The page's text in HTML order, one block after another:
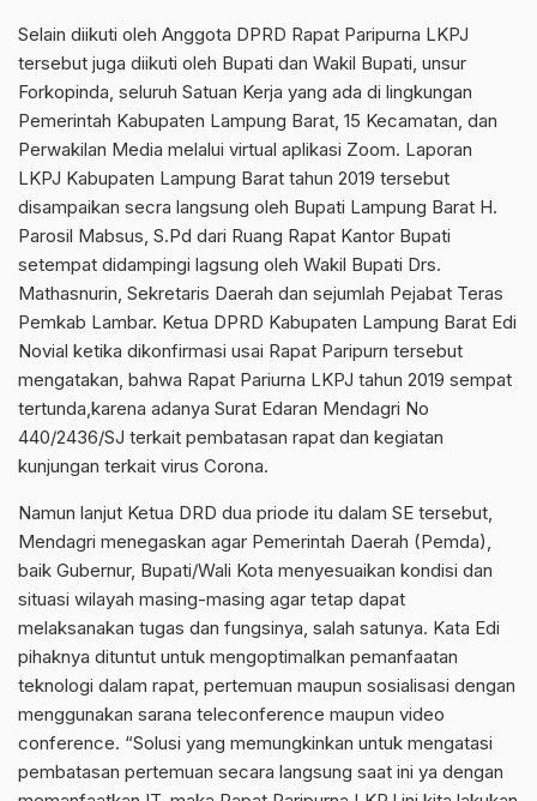
Selain diikuti oleh Anggota DPRD Rapat Paripurna LKPJ
tersebut juga diikuti oleh Bupati dan Wakil Bupati, unsur
Forkopinda, seluruh Satuan Kerja yang ada di lingkungan
Pemerintah Kabupaten Lampung Barat, 15 Kecamatan, dan
Perwakilan Media melalui virtual aplikasi Zoom. Laporan
LKPJ Kabupaten Lampung Barat tahun 2019 tersebut
disampaikan secra langsung oleh Bupati Lampung Barat H.
Parosil Mabsus, S.Pd dari Ruang Rapat Kantor Bupati
setempat didampingi lagsung oleh Wakil Bupati Drs.
Mathasnurin, Sekretaris Daerah dan sejumlah Pejabat Teras
Pemkab Lambar. Ketua DPRD Kabupaten Lampung Barat Edi
Novial ketika dikonfirmasi usai Rapat Paripurn tersebut
mengatakan, bahwa Rapat Pariurna LKPJ tahun 2019 sempat
tertunda,karena adanya Surat Edaran Mendagri No
440/2436/SJ terkait pembatasan rapat dan kegiatan
kunjungan terkait virus Corona.
Namun lanjut Ketua DRD dua priode itu dalam SE tersebut,
Mendagri menegaskan agar Pemerintah Daerah (Pemda),
baik Gubernur, Bupati/Wali Kota menyesuaikan kondisi dan
situasi wilayah masing-masing agar tetap dapat
melaksanakan tugas dan fungsinya, salah satunya. Kata Edi
pihaknya dituntut untuk mengoptimalkan pemanfaatan
teknologi dalam rapat, pertemuan maupun sosialisasi dengan
menggunakan sarana teleconference maupun video
conference. “Solusi yang memungkinkan untuk mengatasi
pembatasan pertemuan secara langsung saat ini ya dengan